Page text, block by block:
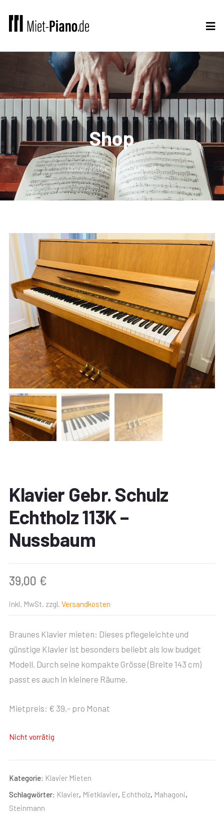
Shop
Unser aktuelles Sortiment
Klavier Gebr. Schulz
Echtholz 113K –
Nussbaum
39,00 €
inkl. MwSt. zzgl. Versandkosten
Braunes Klavier mieten: Dieses pflegeleichte und
günstige Klavier ist besonders beliebt als low budget
Modell. Durch seine kompakte Grösse (Breite 143 cm)
passt es auch in kleinere Räume.
Mietpreis: € 39,- pro Monat
Nicht vorrätig
Kategorie: Klavier Mieten
Schlagwörter: Klavier, Mietklavier, Echtholz, Mahagoni,
Steinmann